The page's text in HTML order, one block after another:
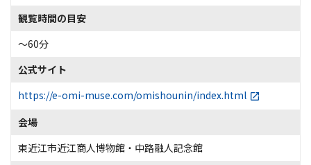
観覧時間の目安
～60分
公式サイト
https://e-omi-muse.com/omishounin/index.html
会場
東近江市近江商人博物館・中路融人記念館